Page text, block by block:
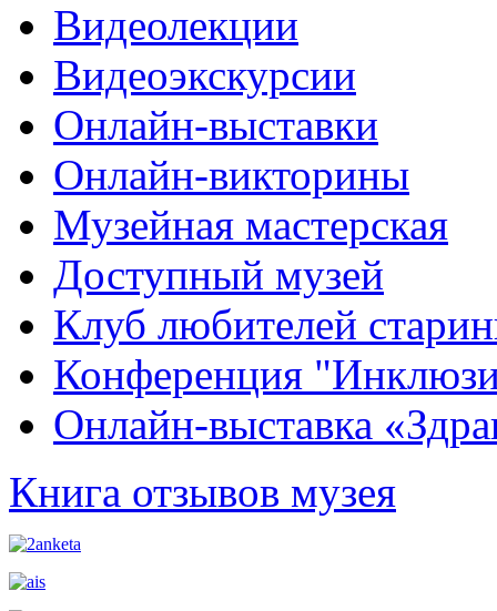
Видеолекции
Видеоэкскурсии
Онлайн-выставки
Онлайн-викторины
Музейная мастерская
Доступный музей
Клуб любителей
Конференция
Онлайн-выставка
Книга отзывов музея